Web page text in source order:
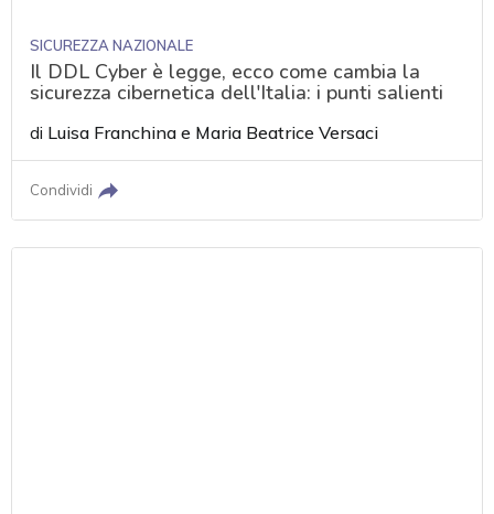
SICUREZZA NAZIONALE
Il DDL Cyber è legge, ecco come cambia la
sicurezza cibernetica dell'Italia: i punti salienti
di Luisa Franchina e Maria Beatrice Versaci
Condividi